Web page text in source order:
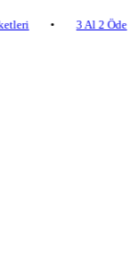
• 3 Al 2 Öde •